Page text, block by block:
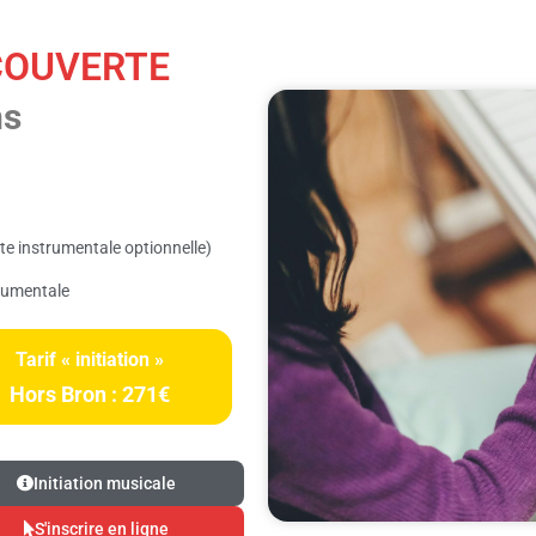
instrumentale optionnelle)
Tarif « initiation »
Hors Bron : 271€
Initiation musicale
S'inscrire en ligne